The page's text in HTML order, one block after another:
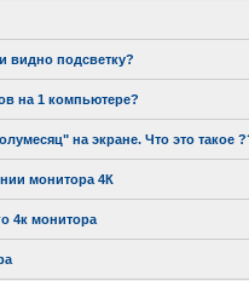
видно подсветку?
на 1 компьютере?
на экране. Что это такое
монитора 4К
4к монитора